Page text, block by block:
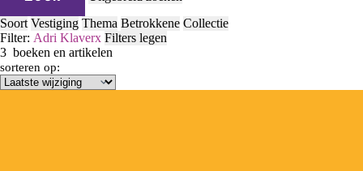
Soort Vestiging Thema Betrokkene Collectie
Filter: Adri Klaverx Filters legen
3 boeken en artikelen
sorteren op: